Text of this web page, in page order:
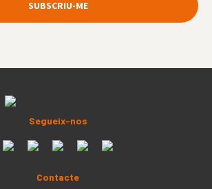
Segueix-nos
Contacte